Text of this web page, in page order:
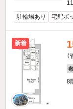
駐輪場あり
宅配ボ
新着
敷
8